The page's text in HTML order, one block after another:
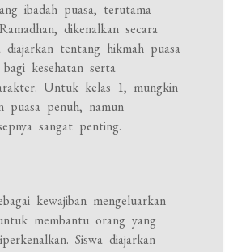
ibadah puasa, terutama
dikenalkan secara
diajarkan tentang hikmah puasa
kesehatan serta
Untuk kelas 1, mungkin
puasa penuh, namun
sangat penting.
kewajiban mengeluarkan
membantu orang yang
Siswa diajarkan